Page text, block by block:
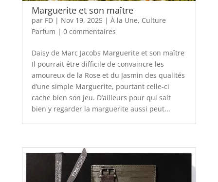
Marguerite et son maître
par FD| Nov 19, 2025| À la Une, Culture
Parfum | 0 commentaires
Daisy de Marc Jacobs Marguerite et son maître
Il pourrait être difficile de convaincre les
amoureux de la Rose et du Jasmin des qualités
d’une simple Marguerite, pourtant celle-ci
cache bien son jeu. D’ailleurs pour qui sait
bien y regarder la marguerite aussi peut...